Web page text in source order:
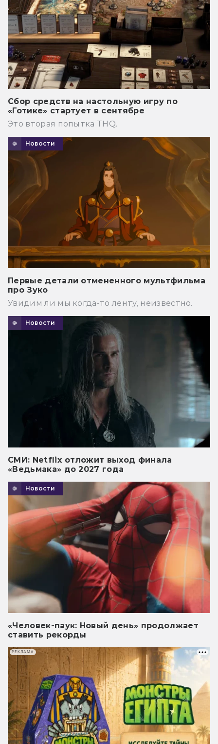
Сбор средств на настольную игру по
«Готике» стартует в сентябре
Это вторая попытка THQ.
Новости
Первые детали отмененного мультфильма
про Зуко
Увидим ли мы когда-то ленту, неизвестно.
Новости
СМИ: Netflix отложит выход финала
«Ведьмака» до 2027 года
Новости
«Человек-паук: Новый день» продолжает
ставить рекорды
РЕКЛАМА